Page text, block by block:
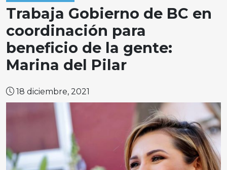
Trabaja Gobierno de BC en
coordinación para
beneficio de la gente:
Marina del Pilar
18 diciembre, 2021